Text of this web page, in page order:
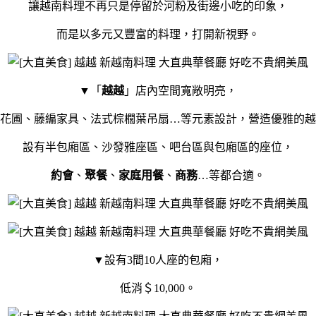
讓越南料理不再只是停留於河粉及街邊小吃的印象，
而是以多元又豐富的料理，打開新視野。
▼「 越越 」店內空間寬敞明亮，
圃、藤編家具、法式棕櫚葉吊扇…等元素設計，營造優雅的
設有半包廂區、沙發雅座區、吧台區與包廂區的座位，
約會、 聚餐、 家庭用餐、 商務…等都合適。
▼設有3間10人座的包廂，
低消＄10,000。